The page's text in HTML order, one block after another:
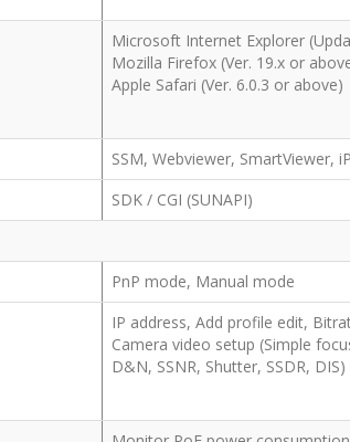
Microsoft Internet Explorer
Mozilla Firefox (Ver. 19.x or
Apple Safari (Ver. 6.0.3 or above)
SSM, Webviewer, SmartViewer,
SDK / CGI (SUNAPI)
PnP mode, Manual mode
IP address, Add profile edit,
Camera video setup (Simple
D&N, SSNR, Shutter, SSDR, DIS)